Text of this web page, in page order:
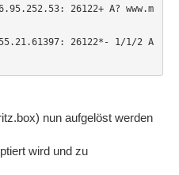
26122+ A? www.m
26122*- 1/1/2 A
nun aufgelöst werden
wird und zu